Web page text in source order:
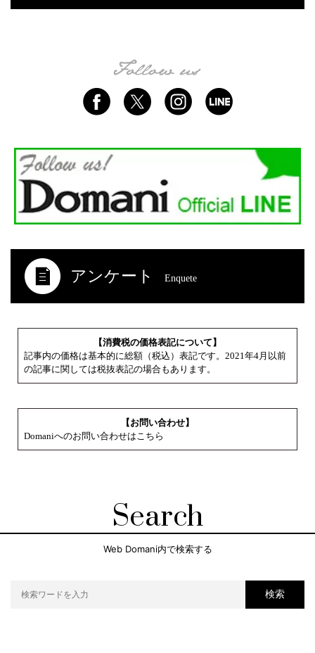
アンケート Enquete
【消費税の価格表記について】
記事内の価格は基本的に総額（税込）表記です。2021年4月以前
の記事に関しては税抜表記の場合もあります。
【お問い合わせ】
Domaniへのお問い合わせはこちら
Search
Web Domani内で検索する
検索